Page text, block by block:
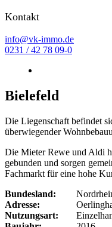
Kontakt
info@vk-immo.de
0231 / 42 78 09-0
Bielefeld
Die Liegenschaft befindet
überwiegender
Die Mieter Rewe und Aldi
gebunden und sorgen
Fachmarkt für eine hohe
Bundesland:
Adresse:
Nutzungsart: